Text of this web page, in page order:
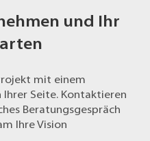
und Ihr
mit einem
Seite. Kontaktieren
Beratungsgespräch
Ihre Vision